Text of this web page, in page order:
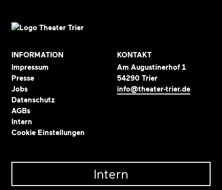
INFORMATION
Impressum
Presse
Jobs
Datenschutz
AGBs
Intern
Cookie Einstellungen
KONTAKT
Am Augustinerhof 1
54290 Trier
info@theater-trier.de
Intern